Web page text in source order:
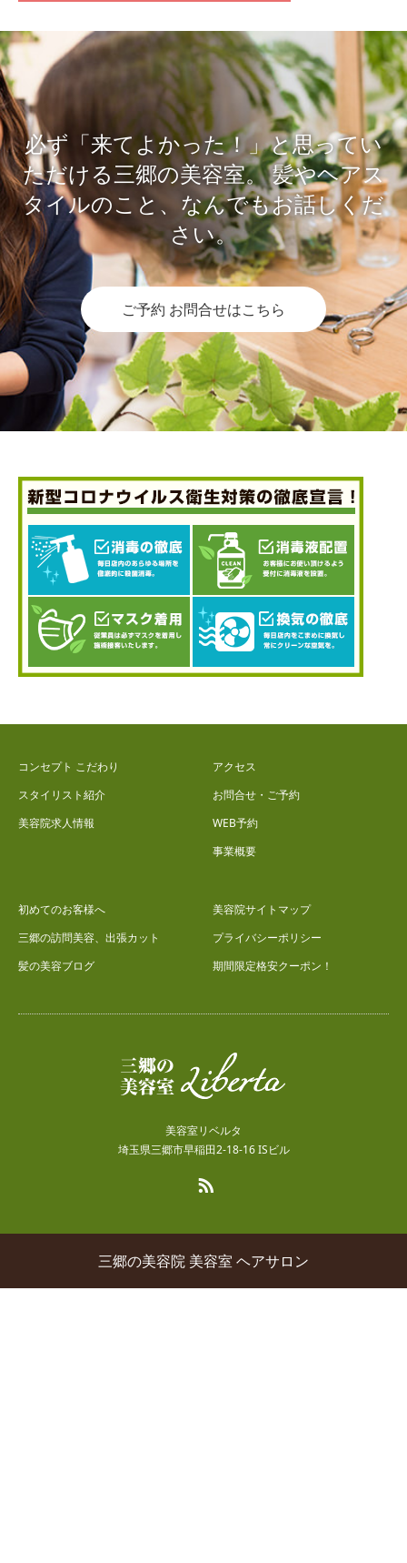
必ず「来てよかった！」と思ってい
ただける三郷の美容室。髪やヘアス
タイルのこと、なんでもお話しくだ
さい。
ご予約 お問合せはこちら
コンセプト こだわり
スタイリスト紹介
美容院求人情報
アクセス
お問合せ・ご予約
WEB予約
事業概要
初めてのお客様へ
三郷の訪問美容、出張カット
髪の美容ブログ
美容院サイトマップ
プライバシーポリシー
期間限定格安クーポン！
美容室リベルタ
埼玉県三郷市早稲田2-18-16 ISビル
三郷の美容院 美容室 ヘアサロン